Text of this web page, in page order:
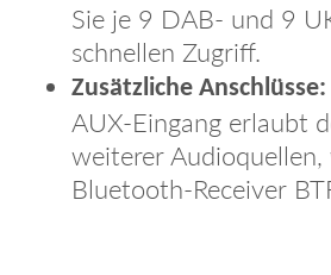
Sie je 9 DAB- und 9
schnellen Zugriff.
Zusätzliche Anschlüsse:
AUX-Eingang erlaubt
weiterer Audioquellen,
Bluetooth-Receiver